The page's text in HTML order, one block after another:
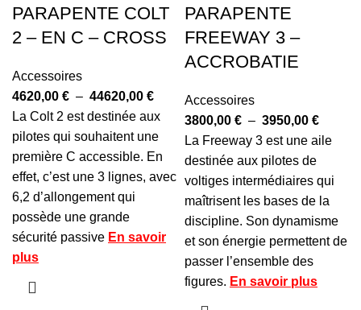
PARAPENTE COLT
2 – EN C – CROSS
Accessoires
4620,00 € – 44620,00 €
La Colt 2 est destinée aux
pilotes qui souhaitent une
première C accessible. En
effet, c’est une 3 lignes, avec
6,2 d’allongement qui
possède une grande
sécurité passive En savoir
plus
PARAPENTE
FREEWAY 3 –
ACCROBATIE
Accessoires
3800,00 € – 3950,00 €
La Freeway 3 est une aile
destinée aux pilotes de
voltiges intermédiaires qui
maîtrisent les bases de la
discipline. Son dynamisme
et son énergie permettent de
passer l’ensemble des
figures. En savoir plus